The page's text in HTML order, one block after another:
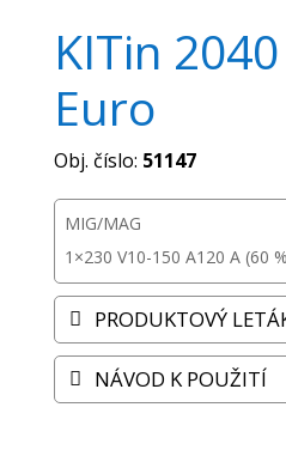
KITin
Euro
Obj. číslo: 51147
MIG/MAG
1×230 V10-150 A120 A (60
PRODUKTOVÝ
NÁVOD K POUŽITÍ